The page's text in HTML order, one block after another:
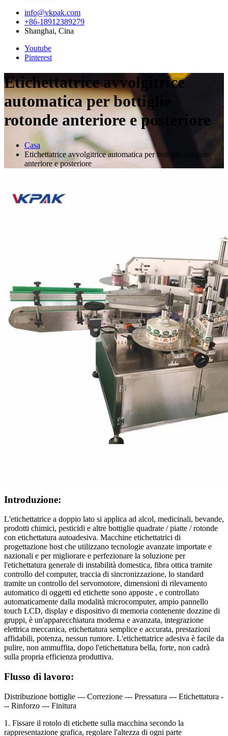
info@vkpak.com
+86-18912389279
Shanghai, Cina
Youtube
Pinterest
Etichettatrice avvolgitrice
automatica per bottiglie
rotonde anteriore e posteriore
Casa
Etichettatrice avvolgitrice automatica per bottiglie rotonde
anteriore e posteriore
Introduzione:
L'etichettatrice a doppio lato si applica ad alcol, medicinali, bevande,
prodotti chimici, pesticidi e altre bottiglie quadrate / piatte / rotonde
con etichettatura autoadesiva. Macchine etichettatrici di
progettazione host che utilizzano tecnologie avanzate importate e
nazionali e per migliorare e perfezionare la soluzione per
l'etichettatura generale di instabilità domestica, fibra ottica tramite
controllo del computer, traccia di sincronizzazione, lo standard
tramite un controllo del servomotore, dimensioni di rilevamento
automatico di oggetti ed etichette sono apposte , e controllato
automaticamente dalla modalità microcomputer, ampio pannello
touch LCD, display e dispositivo di memoria contenente dozzine di
gruppi, è un'apparecchiatura moderna e avanzata, integrazione
elettrica meccanica, etichettatura semplice e accurata, prestazioni
affidabili, potenza, nessun rumore. L'etichettatrice adesiva è facile da
pulire, non ammuffita, dopo l'etichettatura bella, forte, non cadrà
sulla propria efficienza produttiva.
Flusso di lavoro:
Distribuzione bottiglie --- Correzione --- Pressatura --- Etichettatura -
-- Rinforzo --- Finitura
1. Fissare il rotolo di etichette sulla macchina secondo la
rappresentazione grafica, regolare l'altezza di ogni parte